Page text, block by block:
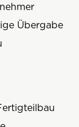
Übergabe